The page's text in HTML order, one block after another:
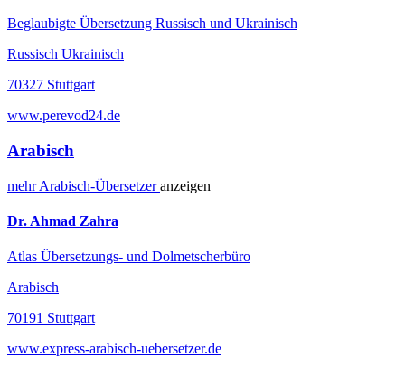
Beglaubigte Übersetzung Russisch und Ukrainisch
Russisch Ukrainisch
70327 Stuttgart
www.perevod24.de
Arabisch
mehrArabisch-Übersetzeranzeigen
Dr. Ahmad Zahra
Atlas Übersetzungs- und Dolmetscherbüro
Arabisch
70191 Stuttgart
www.express-arabisch-uebersetzer.de